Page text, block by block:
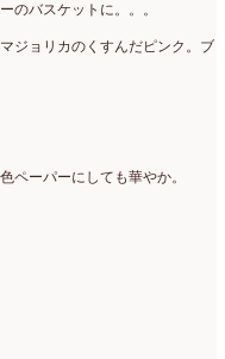
のバスケットに。。。
ジョリカのくすんだピンク。ブ
ーパーにしても華やか。